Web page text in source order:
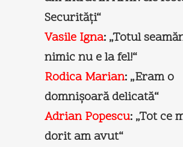
Securităţi“
Vasile Igna: „Totul
nimic nu e la fel!“
Rodica Marian: „Eram o
domnişoară delicată“
Adrian Popescu: „Tot ce
dorit am avut“